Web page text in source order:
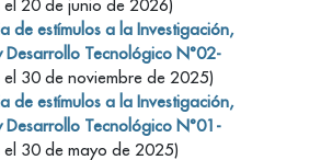
20 de junio de 2026)
de estímulos a la Investigación,
Desarrollo Tecnológico N°02-
30 de noviembre de 2025)
de estímulos a la Investigación,
Desarrollo Tecnológico N°01-
30 de mayo de 2025)